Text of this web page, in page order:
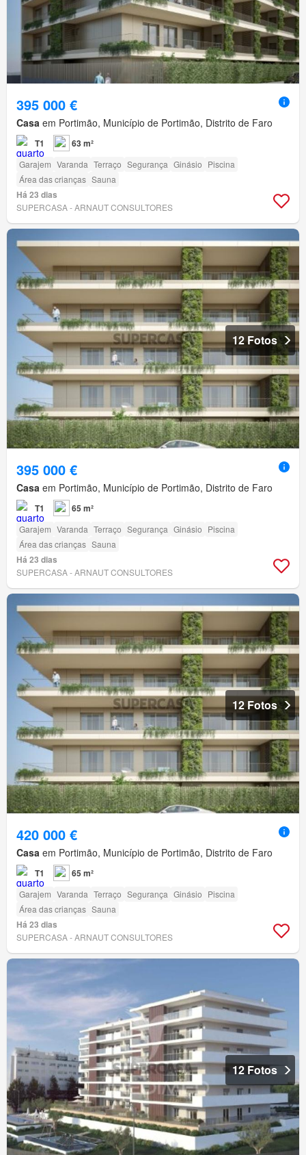
395 000 €
Casa em Portimão, Município de Portimão, Distrito de Faro
T1 63 m²
Garajem Varanda Terraço Segurança Ginásio Piscina
Área das crianças Sauna
Há 23 dias
SUPERCASA - ARNAUT CONSULTORES
12 Fotos
395 000 €
Casa em Portimão, Município de Portimão, Distrito de Faro
T1 65 m²
Garajem Varanda Terraço Segurança Ginásio Piscina
Área das crianças Sauna
Há 23 dias
SUPERCASA - ARNAUT CONSULTORES
12 Fotos
420 000 €
Casa em Portimão, Município de Portimão, Distrito de Faro
T1 65 m²
Garajem Varanda Terraço Segurança Ginásio Piscina
Área das crianças Sauna
Há 23 dias
SUPERCASA - ARNAUT CONSULTORES
12 Fotos